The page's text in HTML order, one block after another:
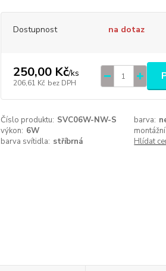
Dostupnost na dotaz
250,00 Kč/ks
206,61 Kč bez DPH
Číslo produktu: SVC06W-NW-S barva:
výkon: 6W
barva svítidla: stříbrná Hlídat